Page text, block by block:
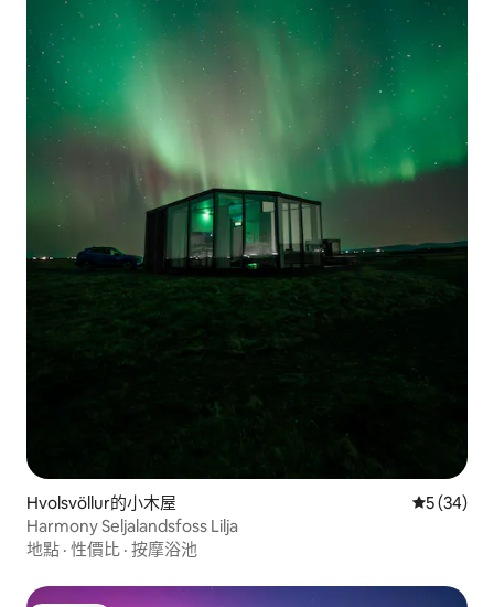
Hvolsvöllur的小木屋 從 34 則評
5 (34)
Harmony Seljalandsfoss Lilja
地點 · 性價比 · 按摩浴池